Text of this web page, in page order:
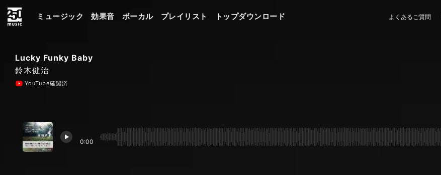
ミュージック 効果音 ボーカル プレイリスト トップダウンロード よくあるご質問
Lucky Funky Baby
鈴木健治
YouTube確認済
0:00